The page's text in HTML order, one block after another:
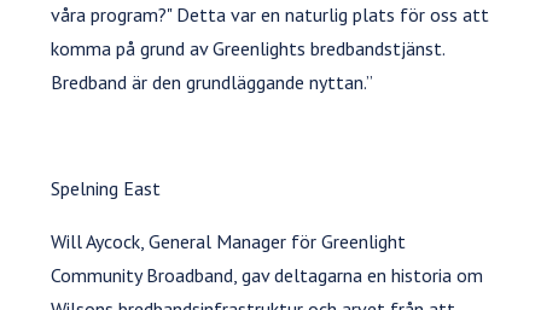
våra program?" Detta var en naturlig plats för oss att
komma på grund av Greenlights bredbandstjänst.
Bredband är den grundläggande nyttan.”
Spelning East
Will Aycock, General Manager för Greenlight
Community Broadband, gav deltagarna en historia om